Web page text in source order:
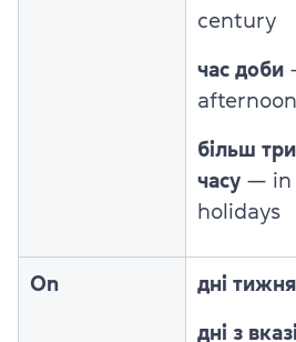
century
час доби
afternoon
більш
часу — in
holidays
On дні тижня
дні з